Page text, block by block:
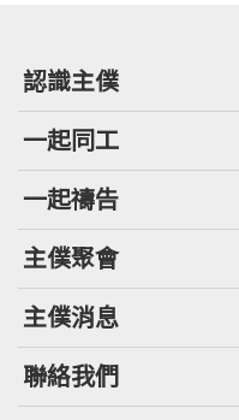
認識主僕
一起同工
一起禱告
主僕聚會
主僕消息
聯絡我們